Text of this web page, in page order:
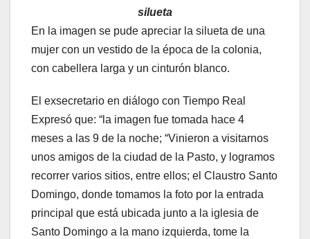
silueta
En la imagen se pude apreciar la silueta de una
mujer con un vestido de la época de la colonia,
con cabellera larga y un cinturón blanco.
El exsecretario en diálogo con Tiempo Real
Expresó que: “la imagen fue tomada hace 4
meses a las 9 de la noche; “Vinieron a visitarnos
unos amigos de la ciudad de la Pasto, y logramos
recorrer varios sitios, entre ellos; el Claustro Santo
Domingo, donde tomamos la foto por la entrada
principal que está ubicada junto a la iglesia de
Santo Domingo a la mano izquierda, tome la